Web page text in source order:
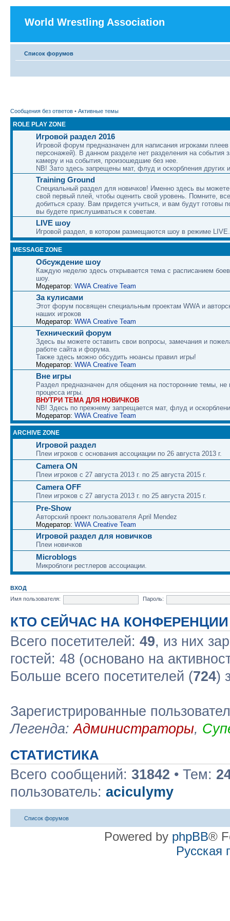
World Wrestling Association
Список форумов
Сообщения без ответов • Активные темы
ROLE PLAY ZONE
Игровой раздел 2016
Игровой форум предназначен для написания игроками плеев
персонажей). В данном разделе нет разделения на события
камеру и на события, произошедшие без нее.
NB! Зато здесь запрещены мат, флуд и оскорбления других
Training Ground
Специальный раздел для новичков! Именно здесь вы можете
свой первый плей, чтобы оценить свой уровень. Помните,
добиться сразу. Вам придется учиться, и вам будут готовы
вы будете прислушиваться к советам.
LIVE шоу
Игровой раздел, в котором размещаются шоу в режиме LIVE.
MESSAGE ZONE
Обсуждение шоу
Каждую неделю здесь открывается тема с расписанием
шоу.
Модератор: WWA Creative Team
За кулисами
Этот форум посвящен специальным проектам WWA и
наших игроков
Модератор: WWA Creative Team
Технический форум
Здесь вы можете оставить свои вопросы, замечания и
работе сайта и форума.
Также здесь можно обсудить нюансы правил игры!
Модератор: WWA Creative Team
Вне игры
Раздел предназначен для общения на посторонние темы,
процесса игры.
ВНУТРИ ТЕМА ДЛЯ НОВИЧКОВ
NB! Здесь по прежнему запрещается мат, флуд и
Модератор: WWA Creative Team
ARCHIVE ZONE
Игровой раздел
Плеи игроков с основания ассоциации по 26 августа 2013 г.
Camera ON
Плеи игроков с 27 августа 2013 г. по 25 августа 2015 г.
Camera OFF
Плеи игроков с 27 августа 2013 г. по 25 августа 2015 г.
Pre-Show
Авторский проект пользователя April Mendez
Модератор: WWA Creative Team
Игровой раздел для новичков
Плеи новичков
Microblogs
Микроблоги рестлеров ассоциации.
ВХОД
Имя пользователя:
Пароль:
КТО СЕЙЧАС НА КОНФЕРЕНЦИИ
Всего посетителей: 49, из них
гостей: 48 (основано на
Больше всего посетителей (724)
Зарегистрированные
Легенда:Администраторы,
СТАТИСТИКА
Всего сообщений: 31842 • Тем:
пользователь: aciculymy
Список форумов
Powered by phpBB®
Русская